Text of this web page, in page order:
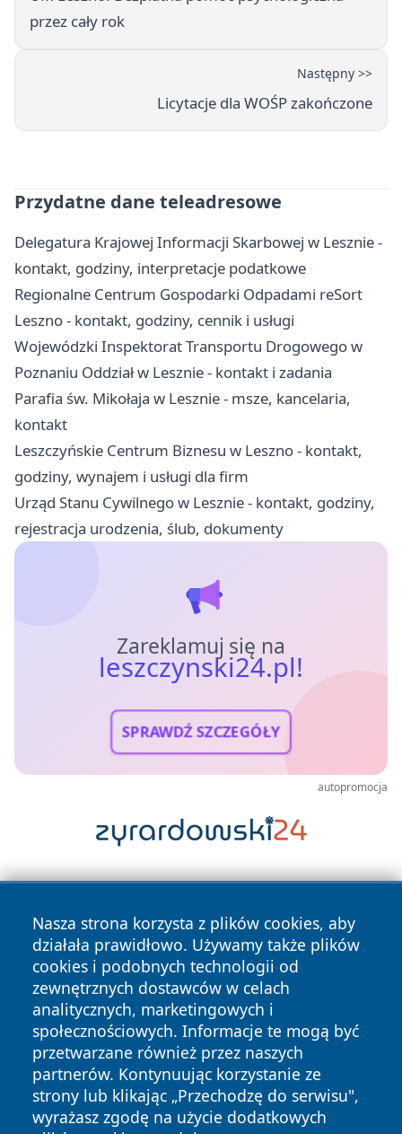
przez cały rok
Następny >>
Licytacje dla WOŚP zakończone
Przydatne dane teleadresowe
Delegatura Krajowej Informacji Skarbowej w Lesznie -
kontakt, godziny, interpretacje podatkowe
Regionalne Centrum Gospodarki Odpadami reSort
Leszno - kontakt, godziny, cennik i usługi
Wojewódzki Inspektorat Transportu Drogowego w
Poznaniu Oddział w Lesznie - kontakt i zadania
Parafia św. Mikołaja w Lesznie - msze, kancelaria,
kontakt
Leszczyńskie Centrum Biznesu w Leszno - kontakt,
godziny, wynajem i usługi dla firm
Urząd Stanu Cywilnego w Lesznie - kontakt, godziny,
rejestracja urodzenia, ślub, dokumenty
Zareklamuj się na
leszczynski24.pl!
SPRAWDŹ SZCZEGÓŁY
autopromocja
Nasza strona korzysta z plików cookies, aby
działała prawidłowo. Używamy także plików
cookies i podobnych technologii od
zewnętrznych dostawców w celach
analitycznych, marketingowych i
społecznościowych. Informacje te mogą być
przetwarzane również przez naszych
partnerów. Kontynuując korzystanie ze
strony lub klikając „Przechodzę do serwisu",
wyrażasz zgodę na użycie dodatkowych
Copyright © 2026 leszczynski24.pl Wszystkie prawa
zastrzeżone.
News Autorzy
Polityka
Prywatności
Polityka
Cookies